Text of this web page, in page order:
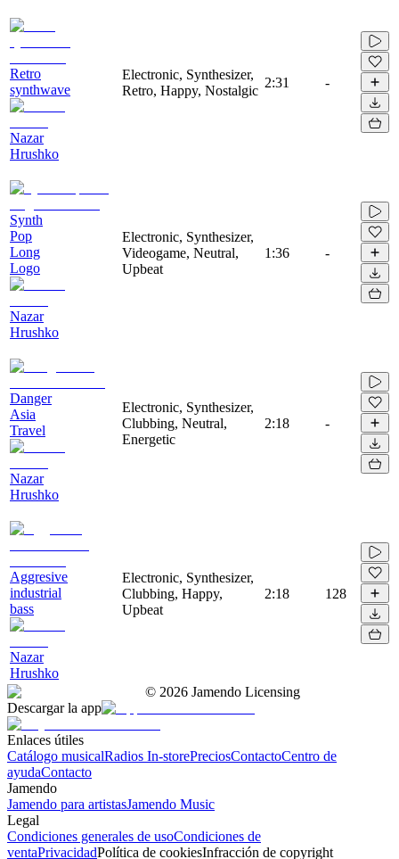
Retro
synthwave
Nazar
Hrushko
Electronic, Synthesizer,
Retro, Happy, Nostalgic
2:31 -
Synth
Pop
Long
Logo
Nazar
Hrushko
Electronic, Synthesizer,
Videogame, Neutral,
Upbeat
1:36 -
Danger
Asia
Travel
Nazar
Hrushko
Electronic, Synthesizer,
Clubbing, Neutral,
Energetic
2:18 -
Aggresive
industrial
bass
Nazar
Hrushko
Electronic, Synthesizer,
Clubbing, Happy,
Upbeat
2:18 128
© 2026 Jamendo Licensing
Descargar la app
Enlaces útiles
Catálogo musicalRadios In-storePreciosContactoCentro de
ayudaContacto
Jamendo
Jamendo para artistasJamendo Music
Legal
Condiciones generales de usoCondiciones de
ventaPrivacidadPolítica de cookiesInfracción de copyright